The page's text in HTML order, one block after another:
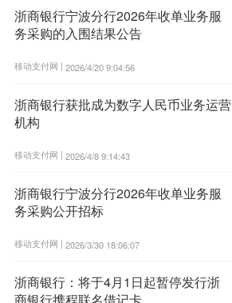
浙商银行宁波分行2026年收单业务服
务采购的入围结果公告
移动支付网 | 2026/4/20 9:04:56
浙商银行获批成为数字人民币业务运营
机构
移动支付网 | 2026/4/8 9:14:43
浙商银行宁波分行2026年收单业务服
务采购公开招标
移动支付网 | 2026/3/30 18:06:07
浙商银行：将于4月1日起暂停发行浙
商银行携程联名借记卡